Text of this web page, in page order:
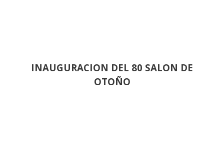
INAUGURACION DEL 80 SALON DE
OTOÑO